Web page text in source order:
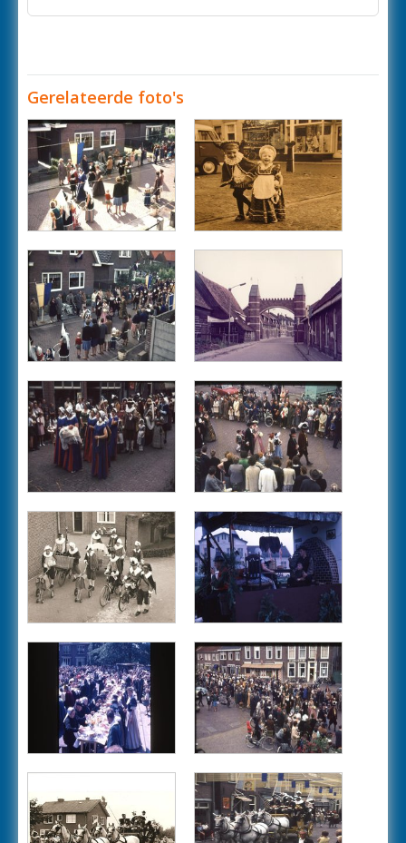
Gerelateerde foto's